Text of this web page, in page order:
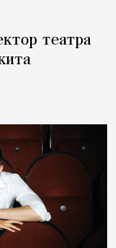
театра